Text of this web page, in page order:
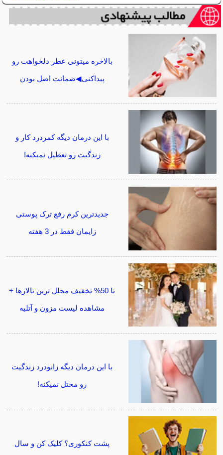
بالاخره میتونی عطر دلخواهت رو
پیداکنی◀ضمانت اصل بودن
با این درمان دیگه کمردرد کار و
زندگیت رو تعطیل نمیکنه!
جدیدترین کرم رفع ترک پوستی
زایمان فقط در 3 هفته
تا 50% تخفیف مجلل ترین تالارها +
مشاهده لیست مزون و آتلیه
با این درمان دیگه زانودرد زندگیت
رو مختل نمیکنه!
پشت کنکوری؟ کلیک کن و سال